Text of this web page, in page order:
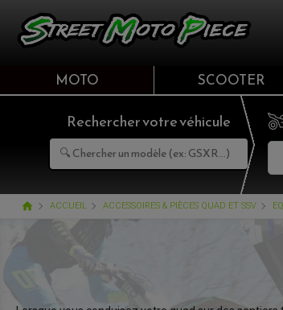
MOTO SCOOTER
Rechercher votre véhicule
home ACCUEIL ACCESSOIRES & PIÈCES QUAD ET SSV